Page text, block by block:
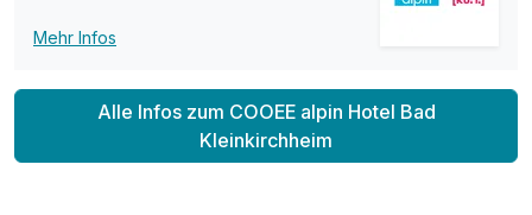
Doppelzimmer zur Einzelnutzung
Mehr Infos
Alle Infos zum COOEE alpin Hotel Bad
Kleinkirchheim